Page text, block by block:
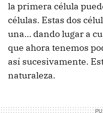
la primera célula
células. Estas dos
una… dando lugar a
que ahora tenemos
así sucesivamente.
naturaleza.